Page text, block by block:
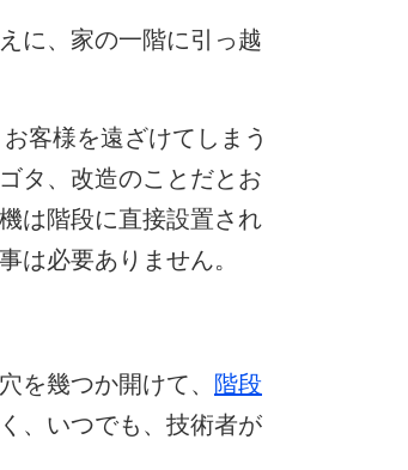
に、家の一階に引っ越
客様を遠ざけてしまう
タ、改造のことだとお
は階段に直接設置され
は必要ありません。
を幾つか開けて、 階段
、いつでも、技術者が